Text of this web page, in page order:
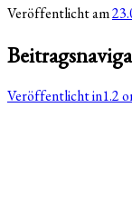
Veröffentlicht am
Veröffentlicht in1.2